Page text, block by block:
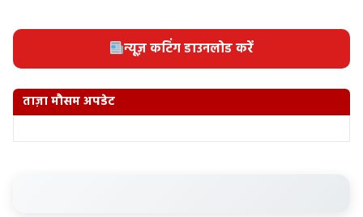
न्यूज़ कटिंग डाउनलोड करें
ताज़ा मौसम अपडेट